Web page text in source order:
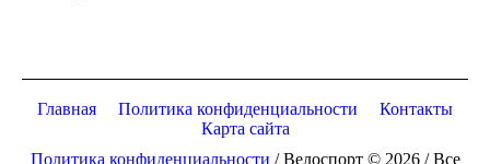
Главная Политика конфиденциальности
Контакты
Карта сайта
Политика конфиденциальности / Велоспорт © 2026 / Все